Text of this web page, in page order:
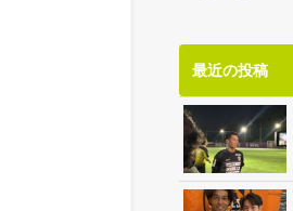
最近の投稿